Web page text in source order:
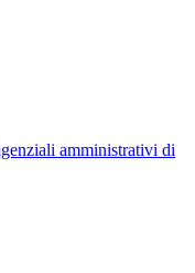
amministrativi di